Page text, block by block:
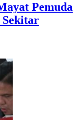
Pemuda
Sekitar